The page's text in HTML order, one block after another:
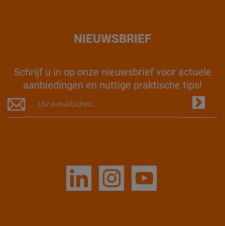
NIEUWSBRIEF
Schrijf u in op onze nieuwsbrief voor actuele
aanbiedingen en nuttige praktische tips!